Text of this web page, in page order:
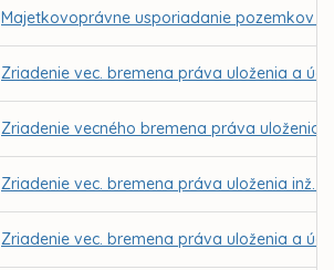
Majetkovoprávne usporiadanie pozemkov
Zriadenie vec. bremena práva uloženia a
Zriadenie vecného bremena práva uloženia
Zriadenie vec. bremena práva uloženia inž.
Zriadenie vec. bremena práva uloženia a